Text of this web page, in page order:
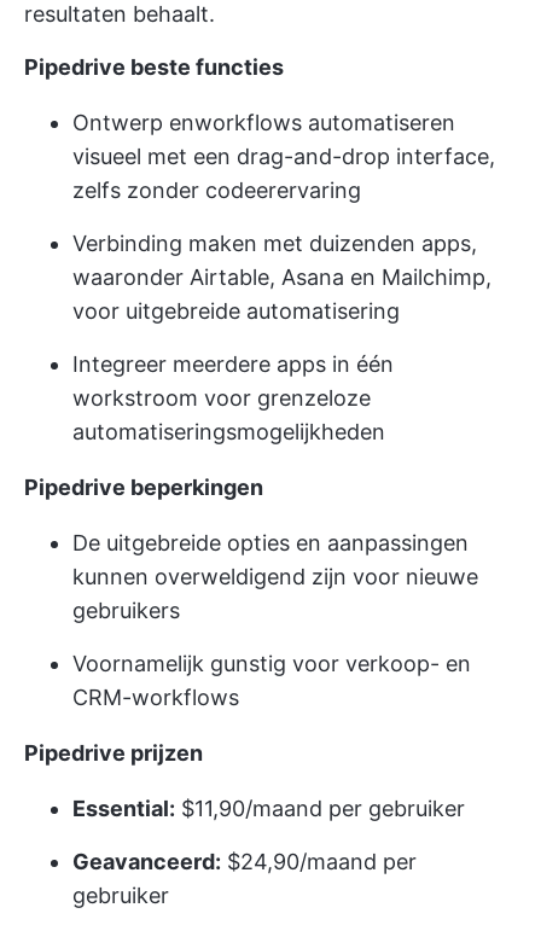
resultaten behaalt.
Pipedrive beste functies
Ontwerp enworkflows automatiseren
visueel met een drag-and-drop interface,
zelfs zonder codeerervaring
Verbinding maken met duizenden apps,
waaronder Airtable, Asana en Mailchimp,
voor uitgebreide automatisering
Integreer meerdere apps in één
workstroom voor grenzeloze
automatiseringsmogelijkheden
Pipedrive beperkingen
De uitgebreide opties en aanpassingen
kunnen overweldigend zijn voor nieuwe
gebruikers
Voornamelijk gunstig voor verkoop- en
CRM-workflows
Pipedrive prijzen
Essential: $11,90/maand per gebruiker
Geavanceerd: $24,90/maand per
gebruiker